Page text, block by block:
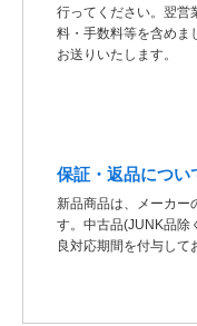
行ってください。翌営
料・手数料等を含めま
お送りいたします。
保証・返品につい
新品商品は、メーカー
す。中古品(JUNK品除
良対応期間を付与して